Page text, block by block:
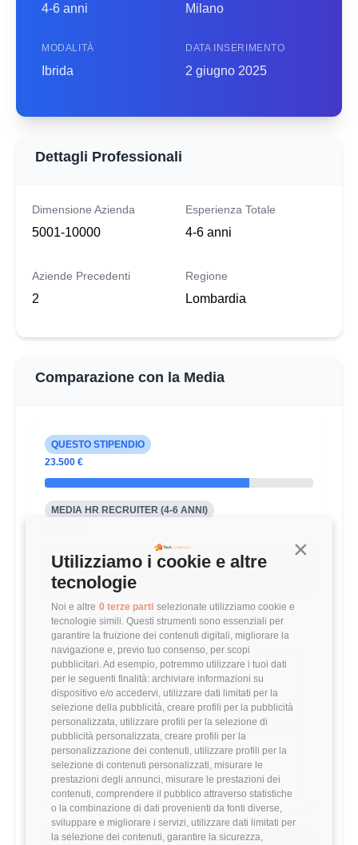
Continua
Utilizziamo i cookie e altre
tecnologie
Noi e altre 0 terze parti selezionate utilizziamo cookie e
tecnologie simili. Questi strumenti sono essenziali per
garantire la fruizione dei contenuti digitali, migliorare la
navigazione e, previo tuo consenso, per scopi
pubblicitari. Ad esempio, potremmo utilizzare i tuoi dati
per le seguenti finalità: archiviare informazioni su
dispositivo e/o accedervi, utilizzare dati limitati per la
selezione della pubblicità, creare profili per la pubblicità
personalizzata, utilizzare profili per la selezione di
pubblicità personalizzata, creare profili per la
personalizzazione dei contenuti, utilizzare profili per la
selezione di contenuti personalizzati, misurare le
prestazioni degli annunci, misurare le prestazioni dei
contenuti, comprendere il pubblico attraverso statistiche
o la combinazione di dati provenienti da fonti diverse,
sviluppare e migliorare i servizi, utilizzare dati limitati per
la selezione dei contenuti, garantire la sicurezza,
4-6 anni Milano
MODALITÀ
Ibrida
DATA INSERIMENTO
2 giugno 2025
Dettagli Professionali
Dimensione Azienda
5001-10000
Esperienza Totale
4-6 anni
Aziende Precedenti
2
Regione
Lombardia
Comparazione con la Media
QUESTO STIPENDIO
23.500 €
MEDIA HR RECRUITER (4-6 ANNI)
Questo stipendio è al 3° percentile
-23.86% rispetto alla media
Statistiche
Campione
404 stipendi
Esperienza
4-6 anni